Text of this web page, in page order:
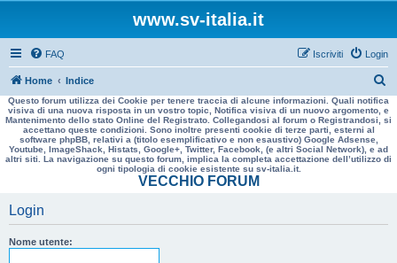
www.sv-italia.it
FAQ Login
Iscriviti
Home Indice
e
r
a
Questo forum utilizza dei Cookie per tenere traccia di alcune informazioni. Quali notifica
visiva di una nuova risposta in un vostro topic, Notifica visiva di un nuovo argomento, e
Mantenimento dello stato Online del Registrato. Collegandosi al forum o Registrandosi, si
accettano queste condizioni. Sono inoltre presenti cookie di terze parti, esterni al
software phpBB, relativi a (titolo esemplificativo e non esaustivo) Google Adsense,
Youtube, ImageShack, Histats, Google+, Twitter, Facebook, (e altri Social Network), e ad
altri siti. La navigazione su questo forum, implica la completa accettazione dell’utilizzo di
ogni tipologia di cookie esistente su sv-italia.it.
VECCHIO FORUM
Login
Nome utente: